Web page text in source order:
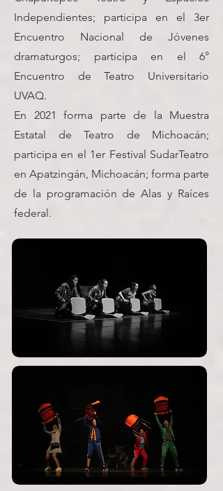
Independientes; participa en el 3er
Encuentro Nacional de Jóvenes
dramaturgos; participa en el 6°
Encuentro de Teatro Universitario
UVAQ.
En 2021 forma parte de la Muestra
Estatal de Teatro de Michoacán;
participa en el 1er Festival SudarTeatro
en Apatzingán, Michoacán; forma parte
de la programación de Alas y Raíces
federal.